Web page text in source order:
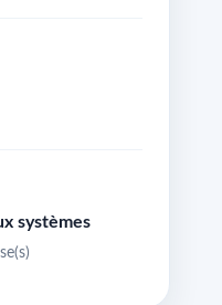
systèmes